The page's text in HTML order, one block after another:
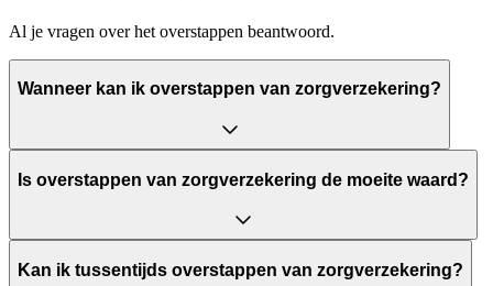
Al je vragen over het overstappen beantwoord.
Wanneer kan ik overstappen van zorgverzekering?
Is overstappen van zorgverzekering de moeite waard?
Kan ik tussentijds overstappen van zorgverzekering?